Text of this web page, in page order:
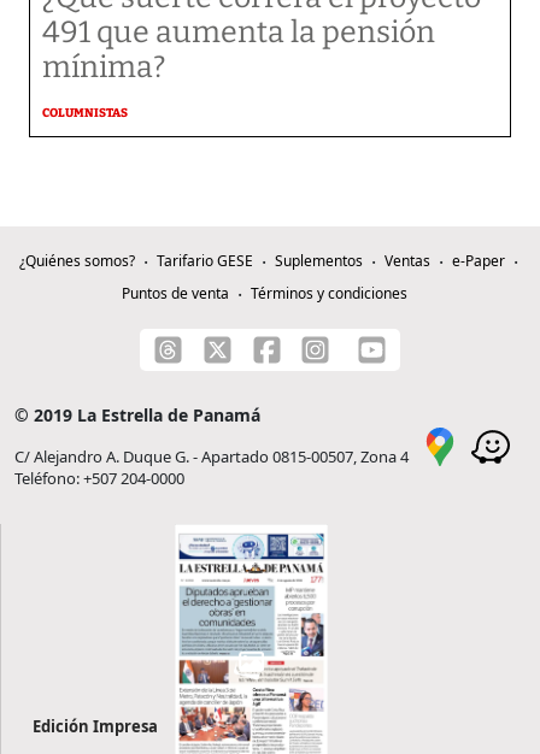
491 que aumenta la pensión
mínima?
COLUMNISTAS
¿Quiénes somos? Tarifario GESE Suplementos Ventas
e-Paper
Puntos de venta
Términos y condiciones
© 2019 La Estrella de Panamá
C/ Alejandro A. Duque G. - Apartado 0815-00507, Zona 4
Teléfono: +507 204-0000
Edición Impresa